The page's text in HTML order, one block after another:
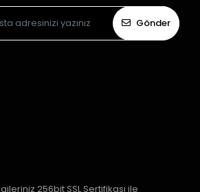
Gönder
256bit SSL Sertifikası ile